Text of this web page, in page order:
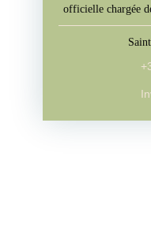
officielle chargée